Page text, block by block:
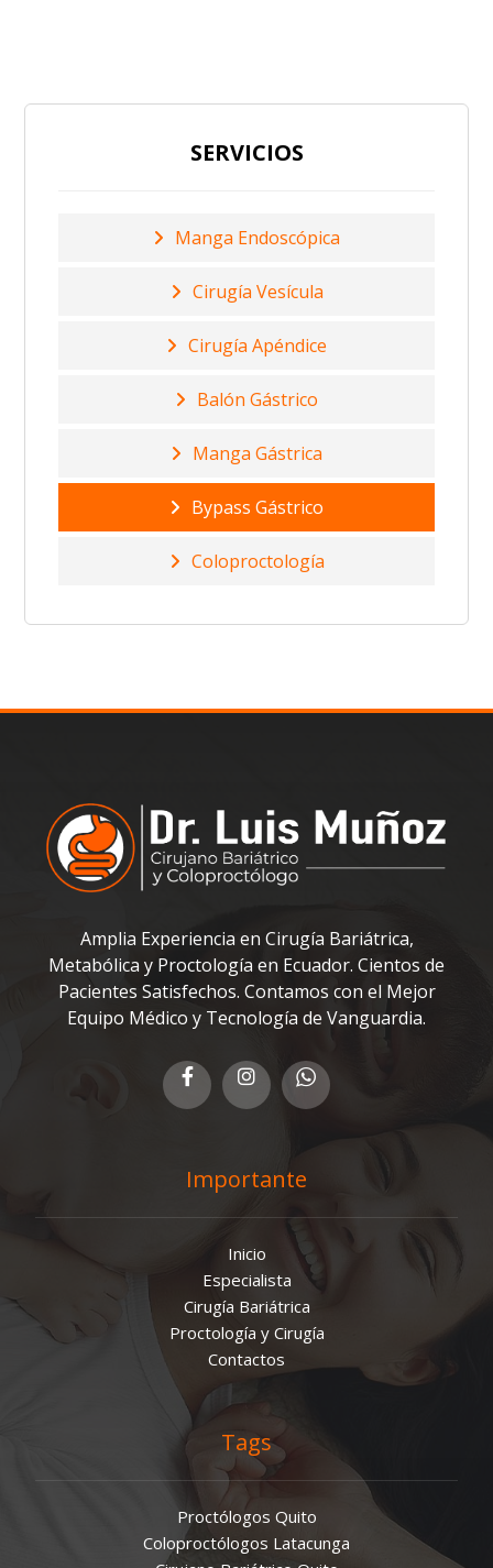
SERVICIOS
Manga Endoscópica
Cirugía Vesícula
Cirugía Apéndice
Balón Gástrico
Manga Gástrica
Bypass Gástrico
Coloproctología
Amplia Experiencia en Cirugía Bariátrica,
Metabólica y Proctología en Ecuador. Cientos de
Pacientes Satisfechos. Contamos con el Mejor
Equipo Médico y Tecnología de Vanguardia.
Importante
Inicio
Especialista
Cirugía Bariátrica
Proctología y Cirugía
Contactos
Tags
Proctólogos Quito
Coloproctólogos Latacunga